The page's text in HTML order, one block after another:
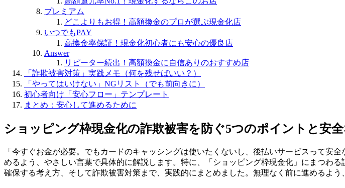
プレミアム
どこよりもお得！高額換金のプロが選ぶ現金化店
いつでもPAY
高換金率保証！現金化初心者にも安心の優良店
Answer
リピーター続出！高額換金に自信ありのおすすめ店
「詐欺被害対策」実践メモ（何を残せばいい？）
「やってはいけない」NGリスト（でも前向きに）
初心者向け「安心フロー」テンプレート
まとめ：安心して進めるために
ショッピング枠現金化の詐欺被害を防ぐ5つのポイントと安
「今すぐお金が必要。でもカードのキャッシングは使いたくないし、後払いサービスって
めるよう、やさしい言葉で具体的に解説します。特に、「ショッピング枠現金化」にまつわ
確保する考え方、そして詐欺被害対策まで、実践的にまとめました。無理なく前に進めるよう